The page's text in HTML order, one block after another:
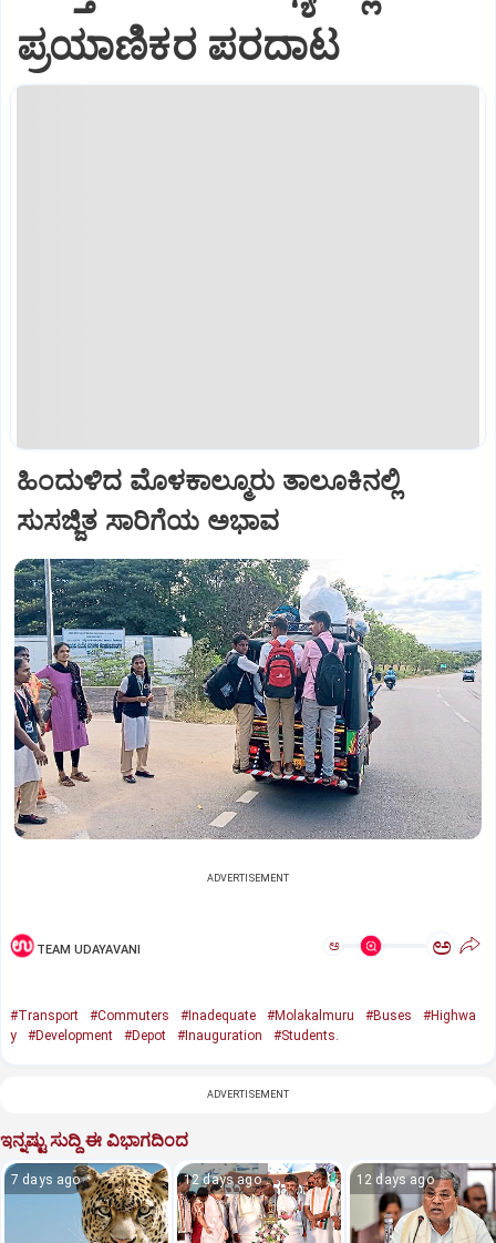
ಪ್ರಯಾಣಿಕರ ಪರದಾಟ
ಹಿಂದುಳಿದ ಮೊಳಕಾಲ್ಮೂರು ತಾಲೂಕಿನಲ್ಲಿ
ಸುಸಜ್ಜಿತ ಸಾರಿಗೆಯ ಅಭಾವ
ADVERTISEMENT
TEAM UDAYAVANI ಅ ಅ
#Transport #Commuters #Inadequate #Molakalmuru #Buses
#Highwa
y
#Development #Depot #Inauguration #Students.
ADVERTISEMENT
ಇನ್ನಷ್ಟು ಸುದ್ದಿ ಈ ವಿಭಾಗದಿಂದ
7 days ago 12 days ago 12 days ago